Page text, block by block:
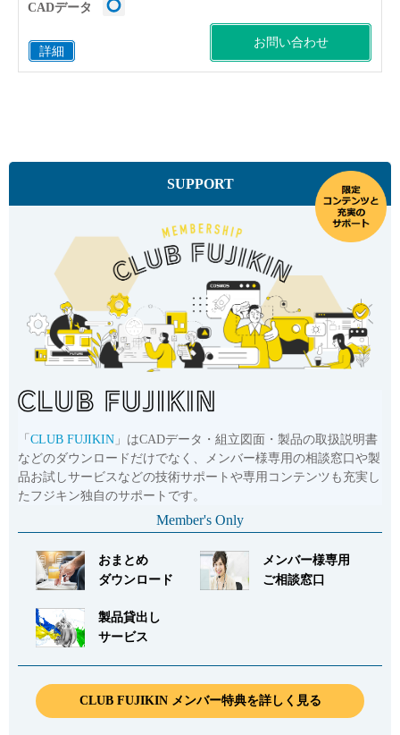
詳細
お問い合わせ
CADデータ
SUPPORT
「 CLUB FUJIKIN 」はCADデータ・組立図面・製品の取扱説明書
などのダウンロードだけでなく、メンバー様専用の相談窓口や製
品お試しサービスなどの技術サポートや専用コンテンツも充実し
たフジキン独自のサポートです。
Member's Only
おまとめ
ダウンロード
メンバー様専用
ご相談窓口
製品貸出し
サービス
CLUB FUJIKIN メンバー特典を詳しく見る